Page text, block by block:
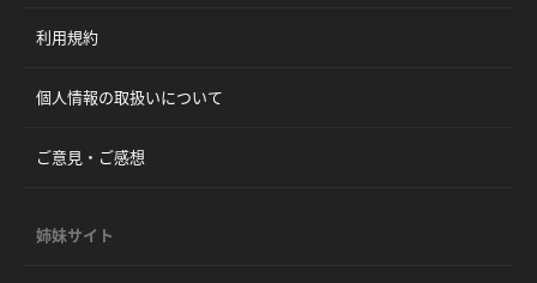
利用規約
個人情報の取扱いについて
ご意見・ご感想
姉妹サイト